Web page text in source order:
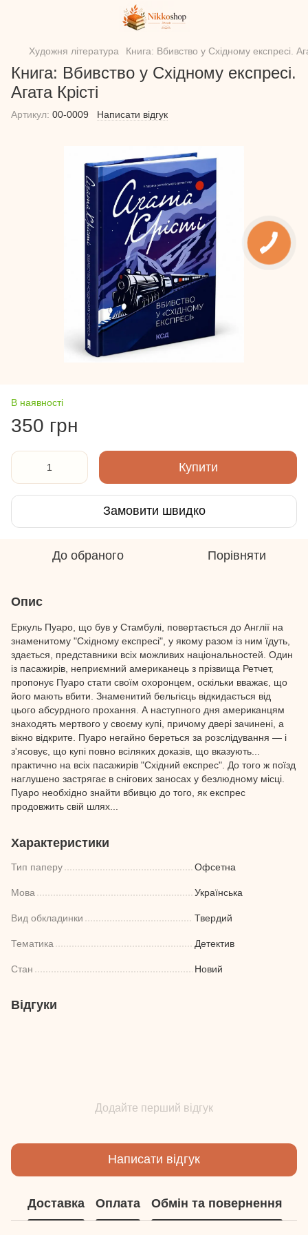
Художня література Книга: Вбивство у Східному експресі.
Книга: Вбивство у Східному експресі.
Агата Крісті
Артикул: 00-0009 Написати відгук
В наявності
350 грн
Купити
Замовити швидко
До обраного Порівняти
Опис
Еркуль Пуаро, що був у Стамбулі, повертається до Англії на
знаменитому "Східному експресі", у якому разом із ним їдуть,
здається, представники всіх можливих національностей. Один
із пасажирів, неприємний американець з прізвища Ретчет,
пропонує Пуаро стати своїм охоронцем, оскільки вважає, що
його мають вбити. Знаменитий бельгієць відкидається від
цього абсурдного прохання. А наступного дня американцям
знаходять мертвого у своєму купі, причому двері зачинені, а
вікно відкрите. Пуаро негайно береться за розслідування — і
з'ясовує, що купі повно всіляких доказів, що вказують...
практично на всіх пасажирів "Східний експрес". До того ж поїзд
наглушено застрягає в снігових заносах у безлюдному місці.
Пуаро необхідно знайти вбивцю до того, як експрес
продовжить свій шлях...
Характеристики
Тип паперу Офсетна
Мова Українська
Вид обкладинки Твердий
Тематика Детектив
Стан Новий
Відгуки
Додайте перший відгук
Написати відгук
Доставка Оплата Обмін та повернення